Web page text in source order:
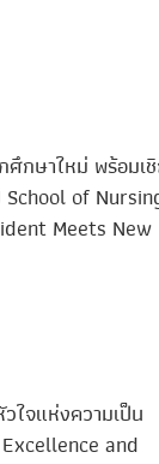
ศึกษาใหม่ พร้อม
of
Meets New
ใจแห่งความเป็น
and